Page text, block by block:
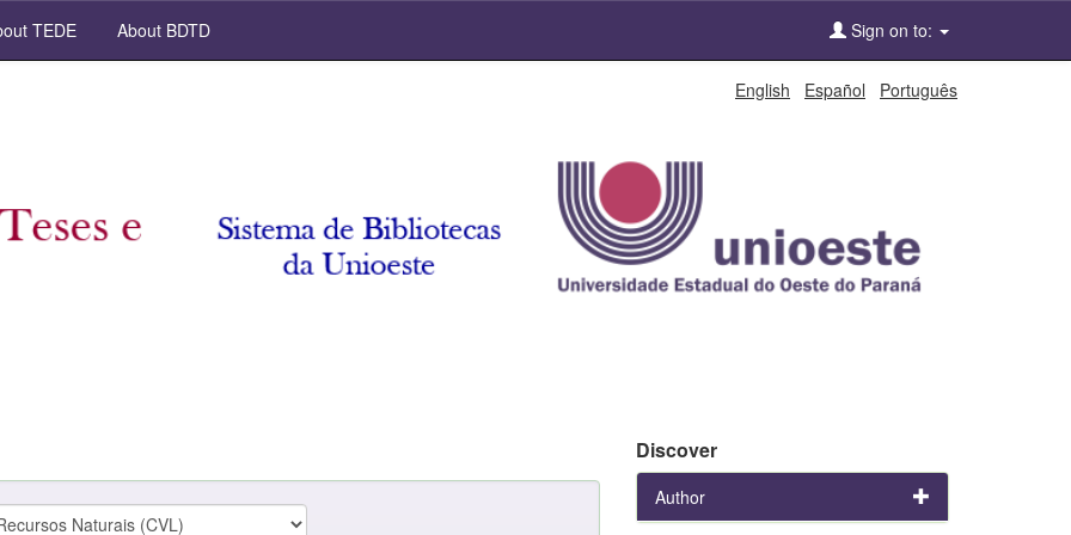
TEDE About BDTD Sign on to:
English Español Português
Discover
Author